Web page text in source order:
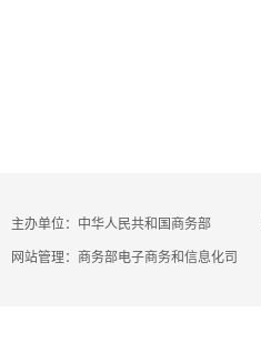
主办单位：中华人民共和国商务部
网站管理：商务部电子商务和信息化司